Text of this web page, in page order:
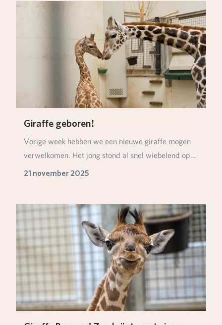
Giraffe geboren!
Vorige week hebben we een nieuwe giraffe mogen
verwelkomen. Het jong stond al snel wiebelend op
zijn…
21 november 2025